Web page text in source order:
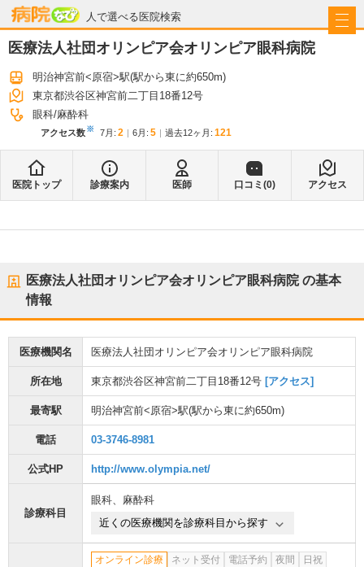
人で選べる医院検索
病院なび
医療法人社団オリンピア会オリンピア眼科病院
明治神宮前<原宿>駅(駅から東に約650m)
東京都渋谷区神宮前二丁目18番12号
眼科 麻酔科
アクセス数※ 7月 : 2 6月 : 5 過去12ヶ月: 121
医院トップ 診療案内 医師 口コミ(0) アクセス
医療法人社団オリンピア会オリンピア眼科病院の基本
情報
医療機関名 医療法人社団オリンピア会オリンピア眼科病院
所在地 東京都渋谷区神宮前二丁目18番12号 [アクセス]
最寄駅 明治神宮前<原宿>駅(駅から東に約650m)
電話 03-3746-8981
公式HP http://www.olympia.net/
診療科目
眼科、 麻酔科
近くの医療機関を診療科目から探す
オンライン診療 ネット受付 電話予約 夜間
日祝